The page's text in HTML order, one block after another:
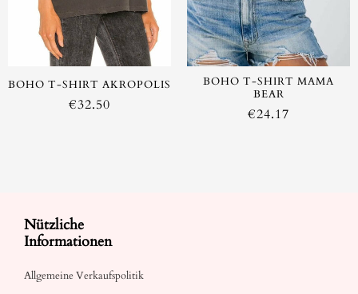
BOHO T-SHIRT AKROPOLIS
€32.50
BOHO T-SHIRT MAMA
BEAR
€24.17
Nützliche
Informationen
Allgemeine Verkaufspolitik